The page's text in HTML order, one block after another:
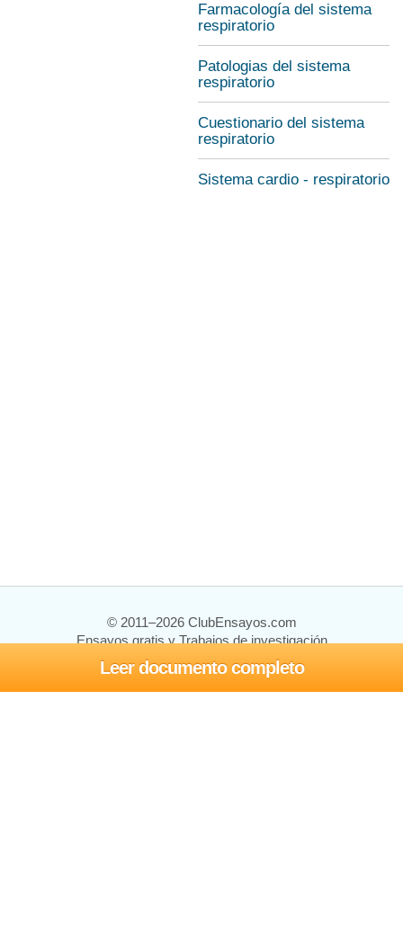
Leer documento completo
Farmacología del sistema
respiratorio
Patologias del sistema
respiratorio
Cuestionario del sistema
respiratorio
Sistema cardio - respiratorio
© 2011–2026 ClubEnsayos.com
Ensayos gratis y Trabajos de investigación